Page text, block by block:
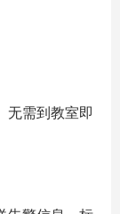
无需到教室即